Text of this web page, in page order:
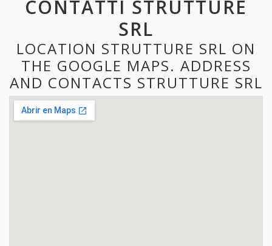
CONTATTI STRUTTURE
SRL
LOCATION STRUTTURE SRL ON
THE GOOGLE MAPS. ADDRESS
AND CONTACTS STRUTTURE SRL